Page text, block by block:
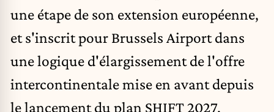
une étape de son extension européenne,
et s'inscrit pour Brussels Airport dans
une logique d'élargissement de l'offre
intercontinentale mise en avant depuis
le lancement du plan SHIFT 2027.